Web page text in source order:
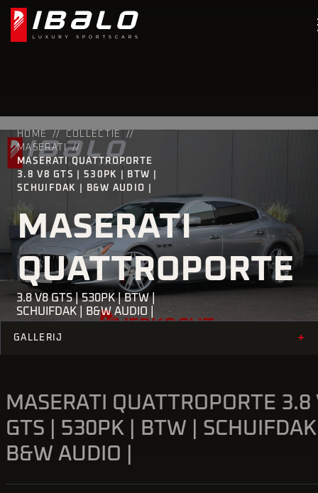
HOME
COLLECTIE
MASERATI
MASERATI QUATTROPORTE
3.8 V8 GTS | 530PK | BTW |
SCHUIFDAK | B&W AUDIO |
MASERATI
QUATTROPORTE
3.8 V8 GTS | 530PK | BTW |
SCHUIFDAK | B&W AUDIO |
GALLERIJ +
MASERATI QUATTROPORTE 3.8
GTS | 530PK | BTW |
B&W AUDIO |